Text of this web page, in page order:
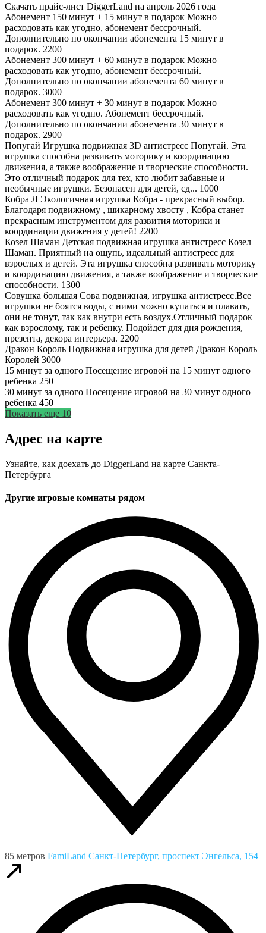
Скачать прайс-лист DiggerLand на апрель 2026 года
Абонемент 150 минут + 15 минут в подарок Можно
расходовать как угодно, абонемент бессрочный.
Дополнительно по окончании абонемента 15 минут в
подарок. 2200
Абонемент 300 минут + 60 минут в подарок Можно
расходовать как угодно, абонемент бессрочный.
Дополнительно по окончании абонемента 60 минут в
подарок. 3000
Абонемент 300 минут + 30 минут в подарок Можно
расходовать как угодно. Абонемент бессрочный.
Дополнительно по окончании абонемента 30 минут в
подарок. 2900
Попугай Игрушка подвижная 3D антистресс Попугай. Эта
игрушка способна развивать моторику и координацию
движения, а также воображение и творческие способности.
Это отличный подарок для тех, кто любит забавные и
необычные игрушки. Безопасен для детей, сд... 1000
Кобра Л Экологичная игрушка Кобра - прекрасный выбор.
Благодаря подвижному , шикарному хвосту , Кобра станет
прекрасным инструментом для развития моторики и
координации движения у детей! 2200
Козел Шаман Детская подвижная игрушка антистресс Козел
Шаман. Приятный на ощупь, идеальный антистресс для
взрослых и детей. Эта игрушка способна развивать моторику
и координацию движения, а также воображение и творческие
способности. 1300
Совушка большая Сова подвижная, игрушка антистресс.Все
игрушки не боятся воды, с ними можно купаться и плавать,
они не тонут, так как внутри есть воздух.Отличный подарок
как взрослому, так и ребенку. Подойдет для дня рождения,
презента, декора интерьера. 2200
Дракон Король Подвижная игрушка для детей Дракон Король
Королей 3000
15 минут за одного Посещение игровой на 15 минут одного
ребенка 250
30 минут за одного Посещение игровой на 30 минут одного
ребенка 450
Показать еще 10
Адрес на карте
Узнайте, как доехать до DiggerLand на карте Санкта-
Петербурга
Другие игровые комнаты рядом
85 метров FamiLand Санкт-Петербург, проспект Энгельса, 154